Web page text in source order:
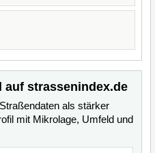
auf strassenindex.de
als stärker
mit Mikrolage, Umfeld und